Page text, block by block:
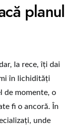
planul
la rece, îți dai
în lichidități
de momente, o
fi o ancoră. În
unde